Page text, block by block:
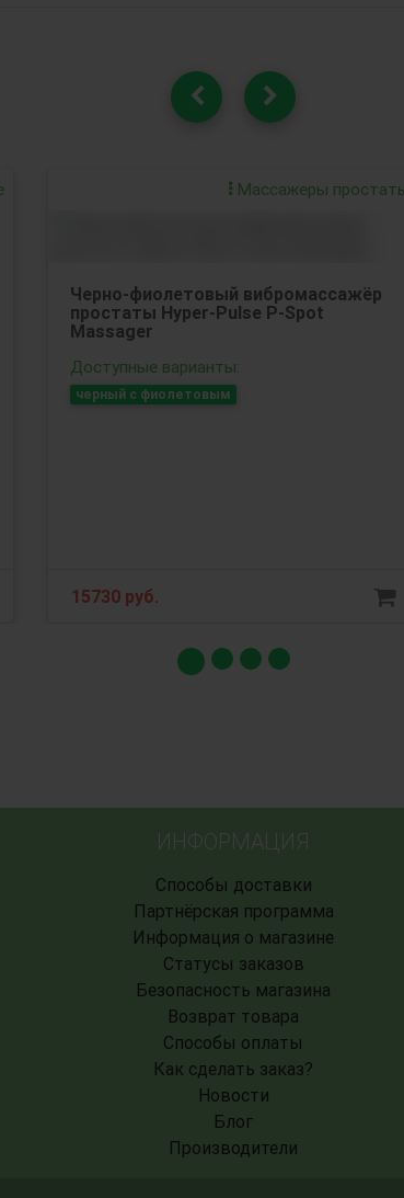
Массажеры
Черно-фиолетовый вибромассажёр
простаты Hyper-Pulse P-Spot
Massager
Доступные варианты:
черный с фиолетовым
15730 руб.
ИНФОРМАЦИЯ
Способы доставки
Партнёрская программа
Информация о магазине
Статусы заказов
Безопасность магазина
Возврат товара
Способы оплаты
Как сделать заказ?
Новости
Блог
Производители